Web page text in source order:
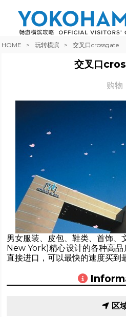
HOME 玩转横滨 交叉口crossgate
交叉口
购物
男女服装、皮包、鞋类、首饰
New York)精心设计的各种高品
直接进口，可以最快的速度买到
区